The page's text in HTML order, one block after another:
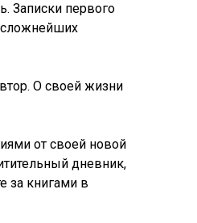
Записки первого
сложнейших
О своей жизни
от своей новой
дневник,
за книгами в